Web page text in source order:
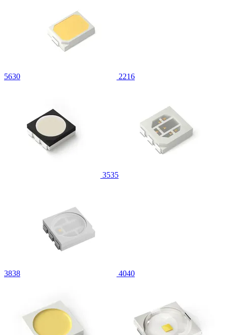
5630 2216
3535
3838 4040